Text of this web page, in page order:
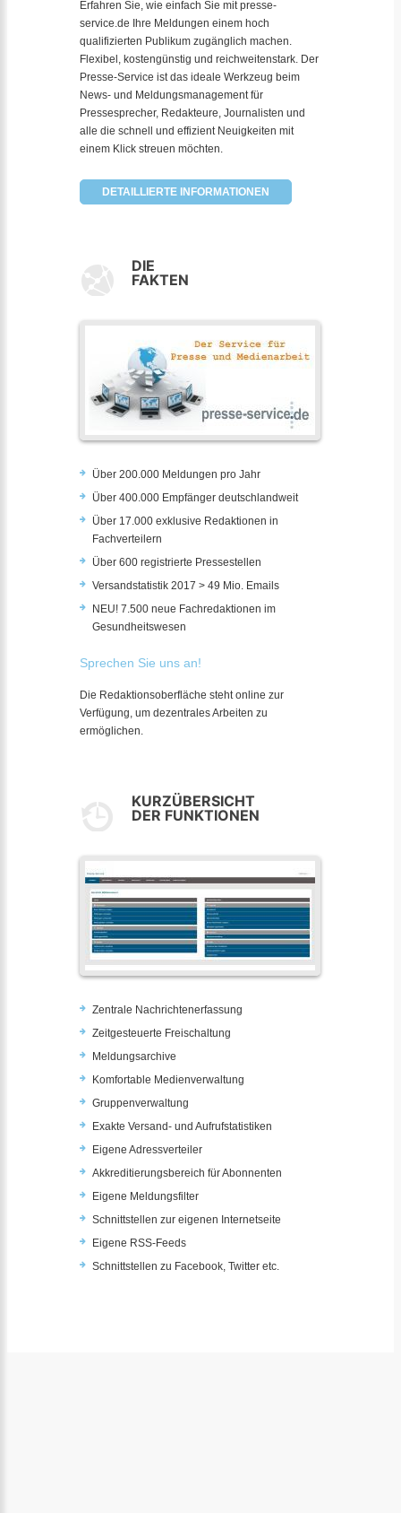
Erfahren Sie, wie einfach Sie mit presse-
service.de Ihre Meldungen einem hoch
qualifizierten Publikum zugänglich machen.
Flexibel, kostengünstig und reichweitenstark. Der
Presse-Service ist das ideale Werkzeug beim
News- und Meldungsmanagement für
Pressesprecher, Redakteure, Journalisten und
alle die schnell und effizient Neuigkeiten mit
einem Klick streuen möchten.
DETAILLIERTE INFORMATIONEN
DIE
FAKTEN
Über 200.000 Meldungen pro Jahr
Über 400.000 Empfänger deutschlandweit
Über 17.000 exklusive Redaktionen in
Fachverteilern
Über 600 registrierte Pressestellen
Versandstatistik 2017 > 49 Mio. Emails
NEU! 7.500 neue Fachredaktionen im
Gesundheitswesen
Sprechen Sie uns an!
Die Redaktionsoberfläche steht online zur
Verfügung, um dezentrales Arbeiten zu
ermöglichen.
KURZÜBERSICHT
DER FUNKTIONEN
Zentrale Nachrichtenerfassung
Zeitgesteuerte Freischaltung
Meldungsarchive
Komfortable Medienverwaltung
Gruppenverwaltung
Exakte Versand- und Aufrufstatistiken
Eigene Adressverteiler
Akkreditierungsbereich für Abonnenten
Eigene Meldungsfilter
Schnittstellen zur eigenen Internetseite
Eigene RSS-Feeds
Schnittstellen zu Facebook, Twitter etc.